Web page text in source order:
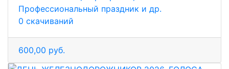
Профессиональный праздник и др.
0 скачиваний
600,00 руб.